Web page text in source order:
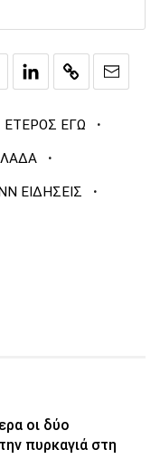
ΕΤΕΡΟΣ ΕΓΩ ·
·
ΕΙΔΗΣΕΙΣ ·
οι δύο
πυρκαγιά στη